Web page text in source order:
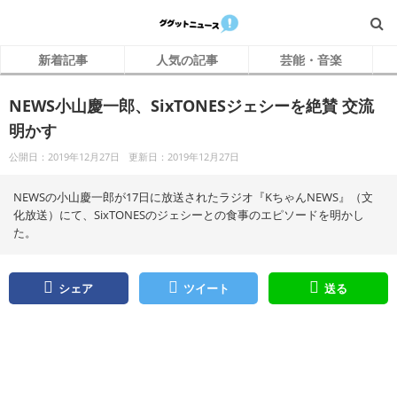
新着記事 人気の記事 芸能・音楽
NEWS小山慶一郎、SixTONESジェシーを絶賛 交流
明かす
公開日：2019年12月27日 更新日：2019年12月27日
NEWSの小山慶一郎が17日に放送されたラジオ『KちゃんNEWS』（文
化放送）にて、SixTONESのジェシーとの食事のエピソードを明かし
た。
シェア ツイート 送る